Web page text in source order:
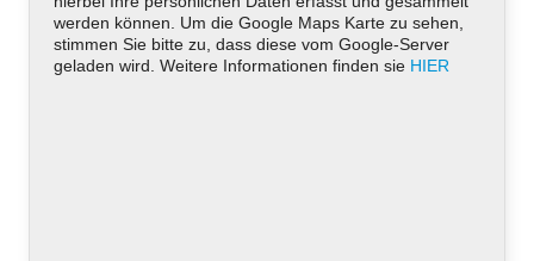
werden können. Um die Google Maps Karte zu sehen,
stimmen Sie bitte zu, dass diese vom Google-Server
geladen wird. Weitere Informationen finden sie HIER